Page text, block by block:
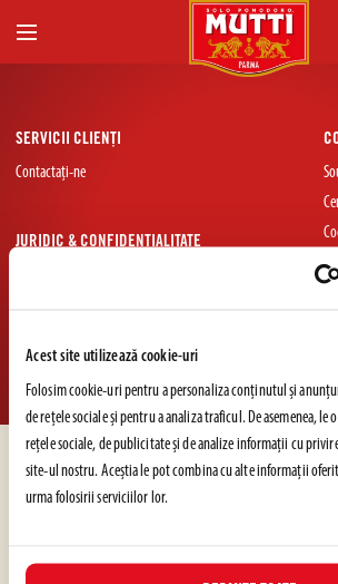
Acest site utilizează cookie-uri
Folosim cookie-uri pentru a personaliza conținutul și
de rețele sociale și pentru a analiza traficul. De asemenea, le
rețele sociale, de publicitate și de analize informații cu
site-ul nostru. Aceștia le pot combina cu alte informații
urma folosirii serviciilor lor.
SERVICII CLIENȚI
Contactați-ne
JURIDIC & CONFIDENȚIALITATE